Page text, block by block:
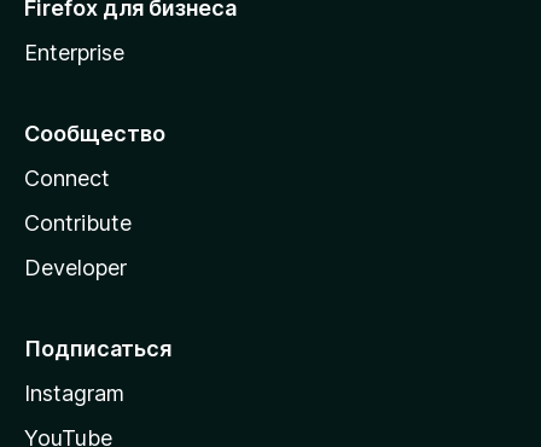
Firefox для бизнеса
Enterprise
Сообщество
Connect
Contribute
Developer
Подписаться
Instagram
YouTube